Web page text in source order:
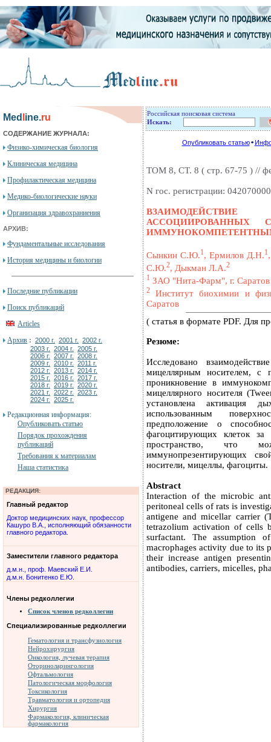
Med ine.ru
СОДЕРЖАНИЕ ЖУРНАЛА:
Физико-химическая биология
Клиническая медицина
Профилактическая медицина
Медико-биологические науки
Организация здравохраниения
АРХИВ:
Фундаментальные исследования
История медицины и биологии
Последние публикации
Поиск публикаций
Articles
Архив : 2000 г. 2001 г.
2002 г.
2003 г.
2004 г.
2005 г.
2006 г.
2007 г.
2008 г.
2009 г.
2010 г.
2011 г.
2012 г.
2013 г.
2014 г.
2015 г.
2016 г.
2017 г.
2018 г.
2019 г.
2020 г.
2021 г.
2022 г.
2023 г.
2024 г.
2025 г.
Редакционная информация:
Опубликовать статью
Порядок прохождения
публикаций
Требования к материалам
Наша статистика
РЕДАКЦИЯ:
Главный редактор
Доктор медицинских наук, профессор
Кашуро В.А., исполняющий обязанности
главного редактора.
Заместители главного редактора
д.м.н., проф. Маевский Е.И.
д.м.н. Бонитенко Е.Ю.
Члены редколлегии
Список членов редколлегии
Специализированные редколлегии
Гематология и трансфузиология
Нейрохирургия
Онкология, лучевая терапия
Оториноларингология
Офтальмология
Патологическая морфология
Токсикология
Травматология и ортопедия
Хирургия
Фармакология, клиническая
фармакология
Российская поисковая система
Искать:
Опубликовать статью
ТОМ 8, СТ. 8 ( стр. 67-75 ) //
N гос. регистрации:
Сынкин С.Ю.1, Ермилов Д.Н.1
С.Ю.2, Дыкман Л.А.2
1 ЗАО "Нита-Фарм", г. Саратов
2 Институт биохимии и
Саратов
( статья в формате PDF. Для
Резюме:
Исследовано
мицеллярным носителем, с
проникновение в
мицеллярного носителя
установлена активация
использованным
предположение о
фагоцитирующих клеток за
пространство, что
иммунопрезентирующих
носители, мицеллы, фагоциты.
Abstract
Interaction of the microbic
peritoneal cells of rats is
antigene and micellar carrier
tetrazolium activation of cells
surfactant. The assumption
macrophages activity due to its
their increase antigen
antibodies, carriers, micelles,